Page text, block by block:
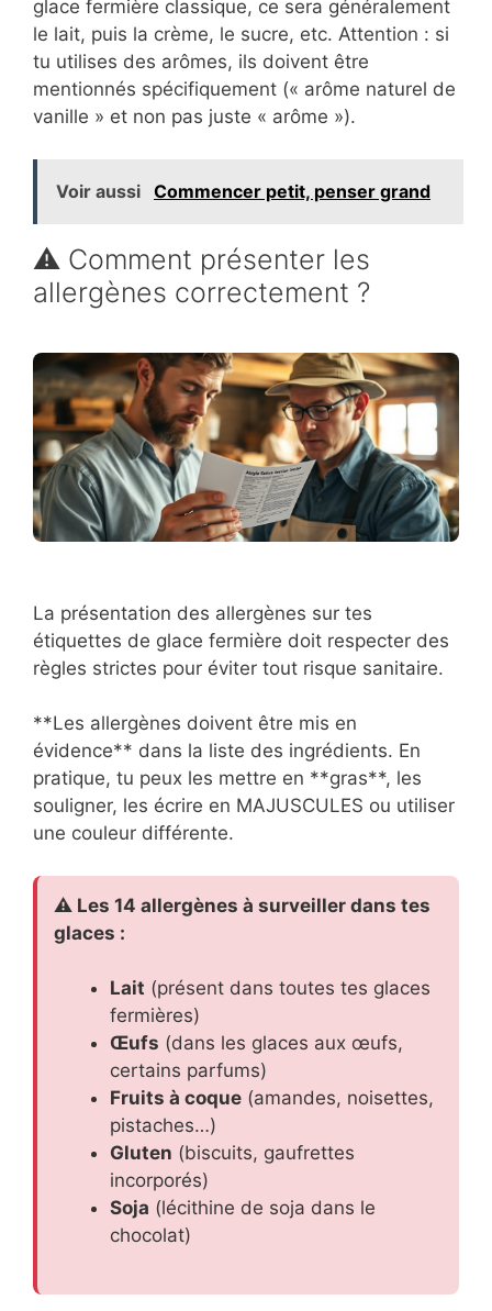
glace fermière classique, ce sera généralement
le lait, puis la crème, le sucre, etc. Attention : si
tu utilises des arômes, ils doivent être
mentionnés spécifiquement (« arôme naturel de
vanille » et non pas juste « arôme »).
Voir aussi Commencer petit, penser grand
⚠️ Comment présenter les
allergènes correctement ?
La présentation des allergènes sur tes
étiquettes de glace fermière doit respecter des
règles strictes pour éviter tout risque sanitaire.
**Les allergènes doivent être mis en
évidence** dans la liste des ingrédients. En
pratique, tu peux les mettre en **gras**, les
souligner, les écrire en MAJUSCULES ou utiliser
une couleur différente.
⚠️ Les 14 allergènes à surveiller dans tes
glaces :
Lait (présent dans toutes tes glaces
fermières)
Œufs (dans les glaces aux œufs,
certains parfums)
Fruits à coque (amandes, noisettes,
pistaches…)
Gluten (biscuits, gaufrettes
incorporés)
Soja (lécithine de soja dans le
chocolat)